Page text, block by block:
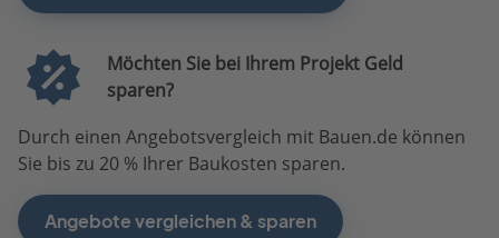
Möchten Sie bei Ihrem Projekt Geld
sparen?
Durch einen Angebotsvergleich mit Bauen.de können
Sie bis zu 20 % Ihrer Baukosten sparen.
Angebote vergleichen & sparen